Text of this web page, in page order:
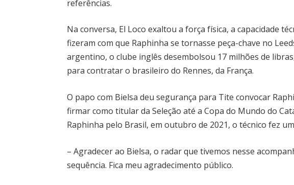
referências.
Na conversa, El Loco exaltou a força física, a capacidade
fizeram com que Raphinha se tornasse peça-chave no
argentino, o clube inglês desembolsou 17 milhões de
para contratar o brasileiro do Rennes, da França.
O papo com Bielsa deu segurança para Tite convocar
firmar como titular da Seleção até a Copa do Mundo do
Raphinha pelo Brasil, em outubro de 2021, o técnico fez
– Agradecer ao Bielsa, o radar que tivemos nesse
sequência. Fica meu agradecimento público.